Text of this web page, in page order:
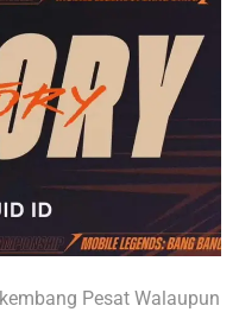
Pesat Walaupun